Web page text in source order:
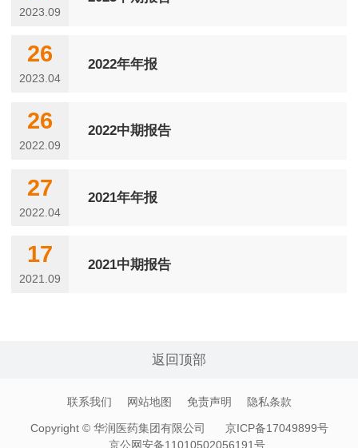
2023.09
2022年年报
26
2023.04
2022中期报告
26
2022.09
2021年年报
27
2022.04
2021中期报告
17
2021.09
返回顶部
联系我们 网站地图 免责声明 隐私条款
Copyright © 华润医药集团有限公司
京ICP备17049899号
京公网安备11010502056191号